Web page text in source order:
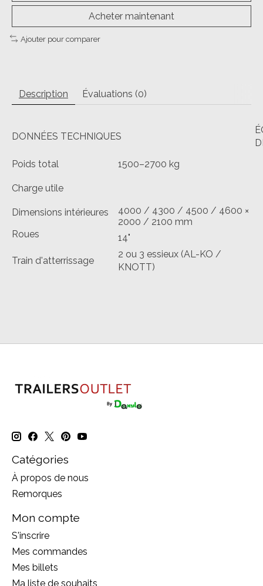
Acheter maintenant
Ajouter pour comparer
Description Évaluations (0)
DONNÉES TECHNIQUES
Poids total
1500–2700 kg
Charge utile
Dimensions intérieures
4000 / 4300 / 4500 / 4600 ×
2000 / 2100 mm
Roues
14"
Train d'atterrissage
2 ou 3 essieux (AL-KO /
KNOTT)
Catégories
À propos de nous
Remorques
Mon compte
S'inscrire
Mes commandes
Mes billets
Ma liste de souhaits